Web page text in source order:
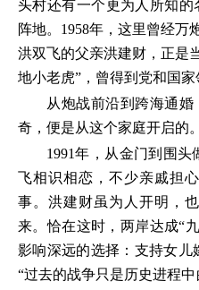
头村还有一个更为人所知
阵地。1958年，这里曾经万
洪双飞的父亲洪建财，正是
地小老虎”，曾得到党和国家
从炮战前沿到跨海通婚
奇，便是从这个家庭开启的。
1991年，从金门到围
飞相识相恋，不少亲戚担
事。洪建财虽为人开明，
来。恰在这时，两岸达成“
影响深远的选择：支持女儿
“过去的战争只是历史进程